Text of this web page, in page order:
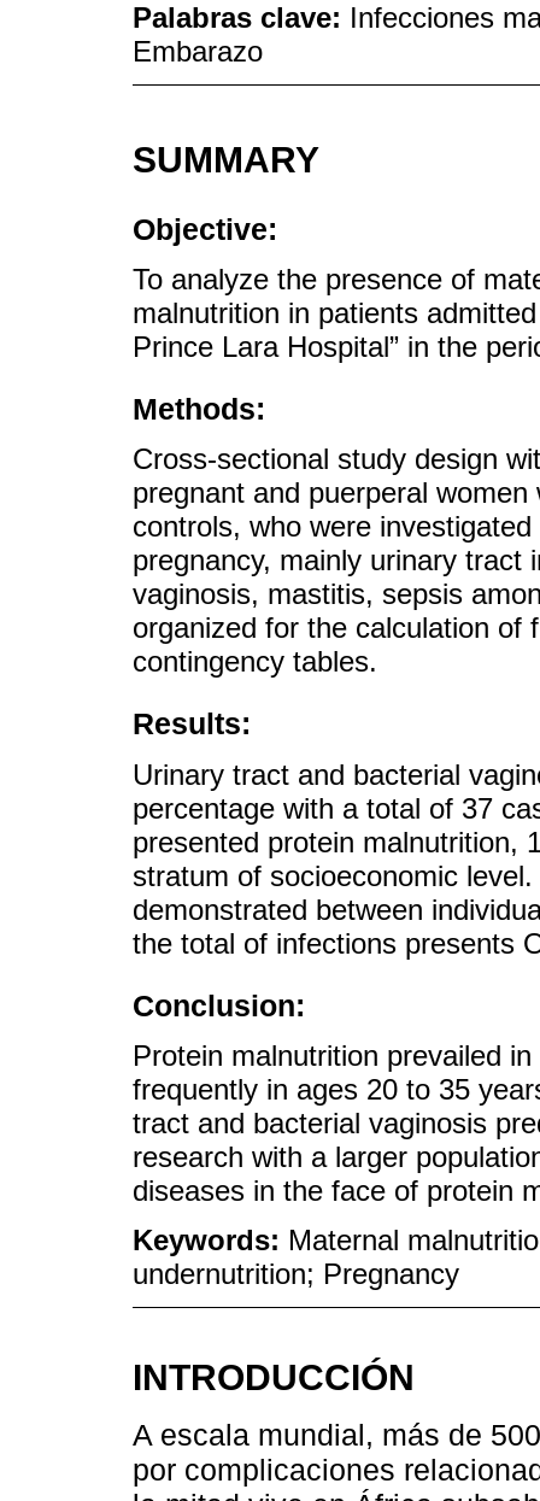
Palabras clave: Infecciones
Embarazo
SUMMARY
Objective:
To analyze the presence of
malnutrition in patients
Prince Lara Hospital” in the
Methods:
Cross-sectional study design
pregnant and puerperal
controls, who were
pregnancy, mainly urinary tract
vaginosis, mastitis, sepsis
organized for the calculation of
contingency tables.
Results:
Urinary tract and bacterial
percentage with a total of 37
presented protein malnutrition,
stratum of socioeconomic
demonstrated between
the total of infections presents
Conclusion:
Protein malnutrition prevailed
frequently in ages 20 to 35
tract and bacterial vaginosis
research with a larger
diseases in the face of protein
Keywords: Maternal
undernutrition; Pregnancy
INTRODUCCIÓN
A escala mundial, más de
por complicaciones